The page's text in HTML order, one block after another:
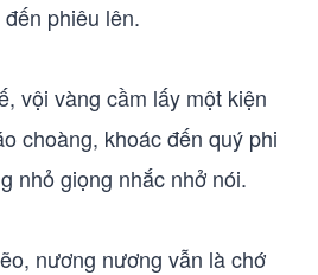
phiêu lên.
vội vàng cầm lấy một kiện
choàng, khoác đến quý phi
nhỏ giọng nhắc nhở nói.
nương nương vẫn là chớ